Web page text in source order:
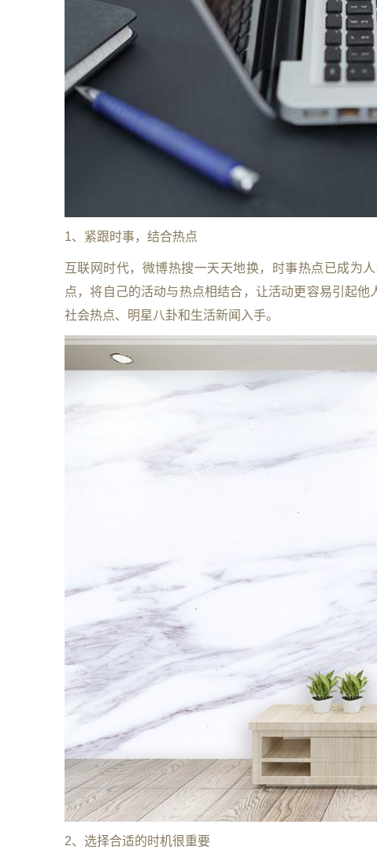
1、紧跟时事，结合热点
互联网时代，微博热搜一天天地换，时事热点已成为
点，将自己的活动与热点相结合，让活动更容易引起
社会热点、明星八卦和生活新闻入手。
2、选择合适的时机很重要